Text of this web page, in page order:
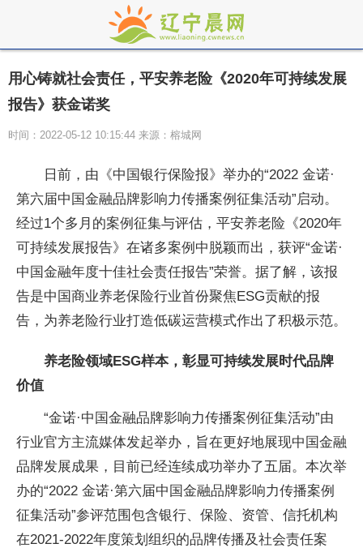
用心铸就社会责任，平安养老险《2020年可持续发展
报告》获金诺奖
时间：2022-05-12 10:15:44 来源：榕城网
日前，由《中国银行保险报》举办的“2022 金诺·
第六届中国金融品牌影响力传播案例征集活动”启动。
经过1个多月的案例征集与评估，平安养老险《2020年
可持续发展报告》在诸多案例中脱颖而出，获评“金诺·
中国金融年度十佳社会责任报告”荣誉。据了解，该报
告是中国商业养老保险行业首份聚焦ESG贡献的报
告，为养老险行业打造低碳运营模式作出了积极示范。
养老险领域ESG样本，彰显可持续发展时代品牌
价值
“金诺·中国金融品牌影响力传播案例征集活动”由
行业官方主流媒体发起举办，旨在更好地展现中国金融
品牌发展成果，目前已经连续成功举办了五届。本次举
办的“2022 金诺·第六届中国金融品牌影响力传播案例
征集活动”参评范围包含银行、保险、资管、信托机构
在2021-2022年度策划组织的品牌传播及社会责任案